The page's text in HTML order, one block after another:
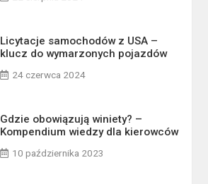
Licytacje samochodów z USA –
klucz do wymarzonych pojazdów
24 czerwca 2024
Gdzie obowiązują winiety? –
Kompendium wiedzy dla kierowców
10 października 2023